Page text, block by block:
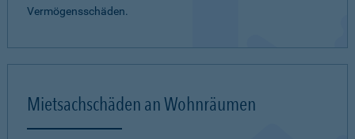
Vermögensschäden.
Mietsachschäden an Wohnräumen